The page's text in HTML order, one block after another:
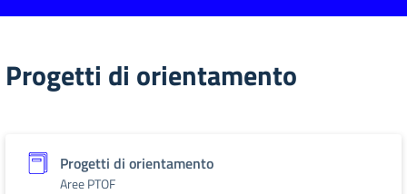
Progetti di orientamento
Progetti di orientamento
Aree PTOF